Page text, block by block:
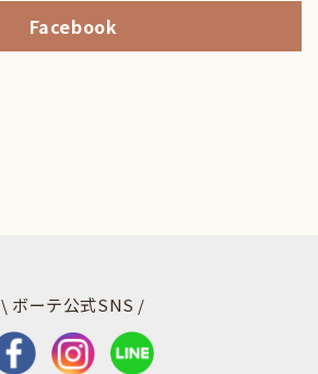
Facebook
\ ボーテ公式SNS /